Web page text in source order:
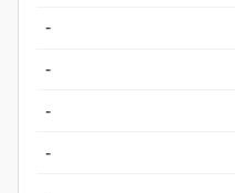
-
-
-
-